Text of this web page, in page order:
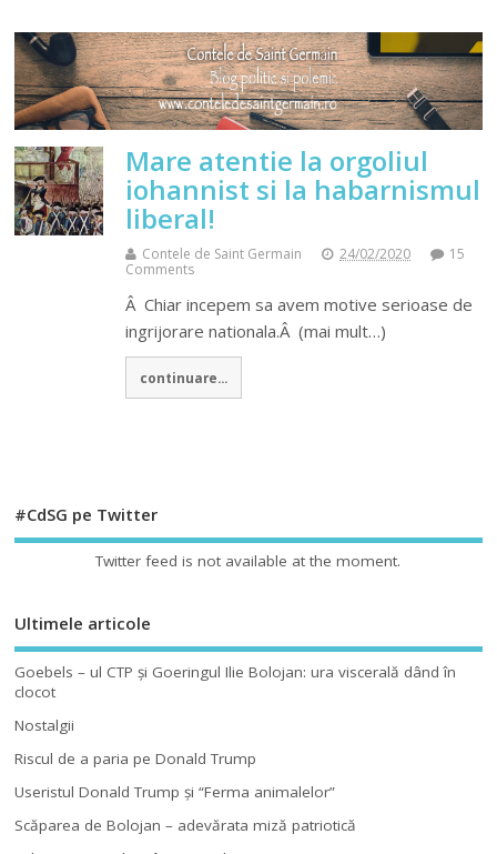
Mare atentie la orgoliul
iohannist si la habarnismul
liberal!
Contele de Saint Germain 24/02/2020
15
Comments
Â Chiar incepem sa avem motive serioase de
ingrijorare nationala.Â (mai mult…)
continuare...
#CdSG pe Twitter
Twitter feed is not available at the moment.
Ultimele articole
Goebels – ul CTP şi Goeringul Ilie Bolojan: ura viscerală dând în
clocot
Nostalgii
Riscul de a paria pe Donald Trump
Useristul Donald Trump şi “Ferma animalelor”
Scăparea de Bolojan – adevărata miză patriotică